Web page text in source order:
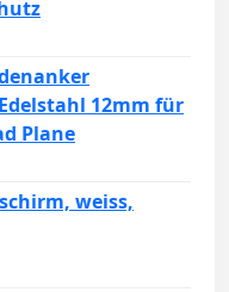
12mm für
Plane
weiss,